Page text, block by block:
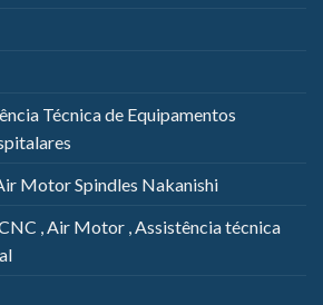
Técnica de Equipamentos
Motor Spindles Nakanishi
, Air Motor , Assistência técnica